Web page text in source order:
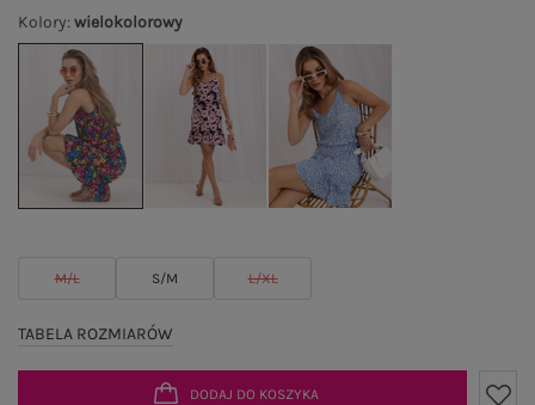
Kolory:wielokolorowy
M/L S/M L/XL
TABELA ROZMIARÓW
DODAJ DO KOSZYKA